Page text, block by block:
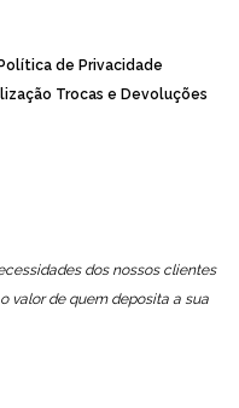
Política de Privacidade
Trocas e Devoluções
dos nossos clientes
valor de quem deposita a sua